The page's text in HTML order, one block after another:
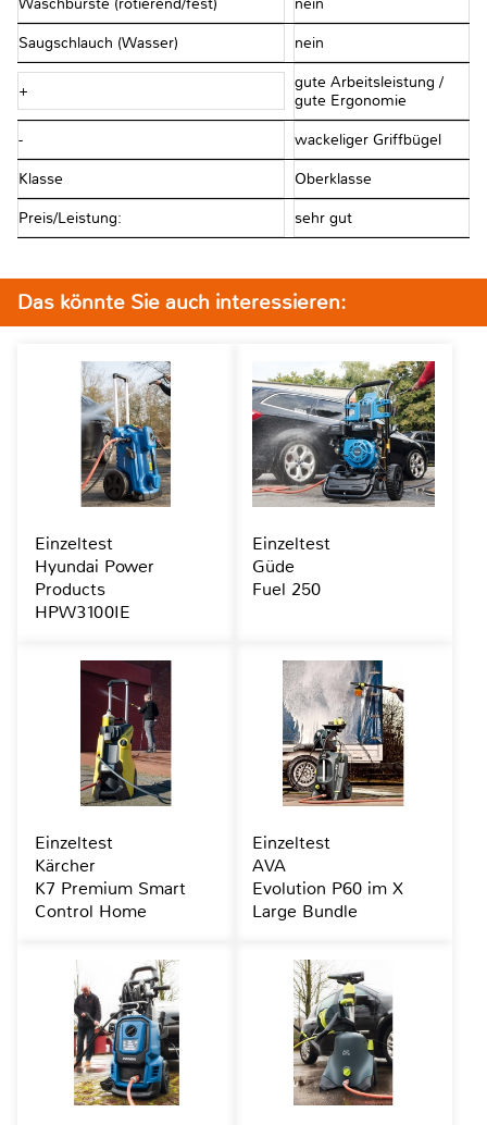
Saugschlauch (Wasser) nein
+
gute Arbeitsleistung /
gute Ergonomie
- wackeliger Griffbügel
Klasse Oberklasse
Preis/Leistung: sehr gut
Das könnte Sie auch interessieren:
Einzeltest
Hyundai Power
Products
HPW3100IE
Einzeltest
Güde
Fuel 250
Einzeltest
Kärcher
K7 Premium Smart
Control Home
Einzeltest
AVA
Evolution P60 im X
Large Bundle